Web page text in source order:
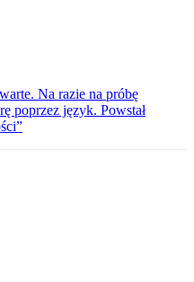
Na razie na próbę
poprzez język. Powstał